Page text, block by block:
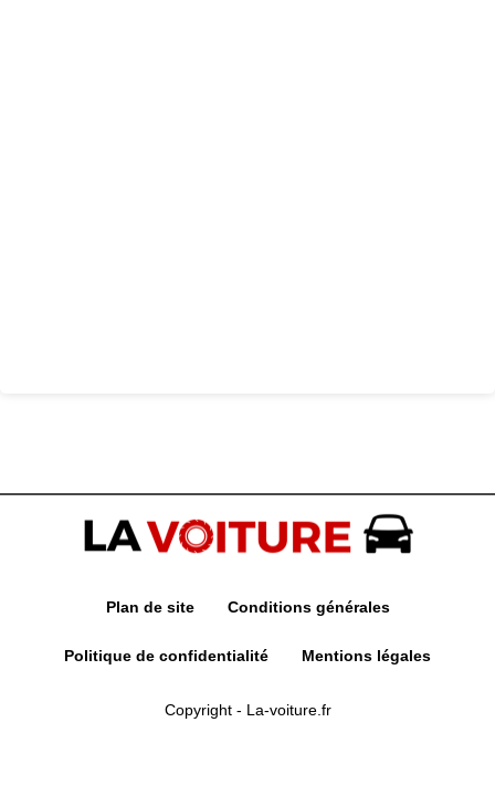
Plan de site Conditions générales
Politique de confidentialité Mentions légales
Copyright - La-voiture.fr